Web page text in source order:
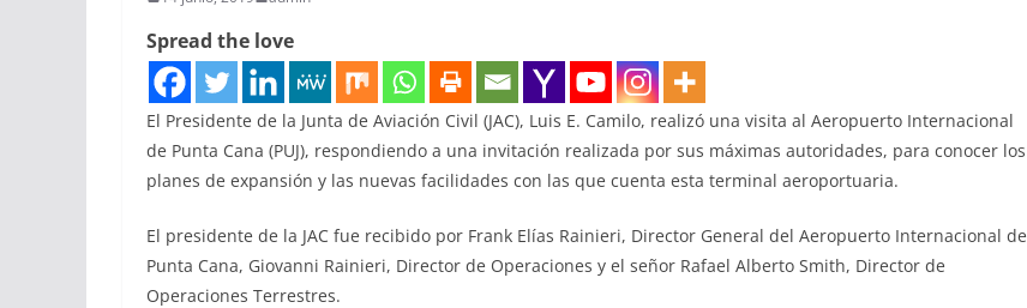
Spread the love
El Presidente de la Junta de Aviación Civil (JAC), Luis E. Camilo, realizó una visita al Aeropuerto Internacional
de Punta Cana (PUJ), respondiendo a una invitación realizada por sus máximas autoridades, para conocer los
planes de expansión y las nuevas facilidades con las que cuenta esta terminal aeroportuaria.
El presidente de la JAC fue recibido por Frank Elías Rainieri, Director General del Aeropuerto Internacional de
Punta Cana, Giovanni Rainieri, Director de Operaciones y el señor Rafael Alberto Smith, Director de
Operaciones Terrestres.